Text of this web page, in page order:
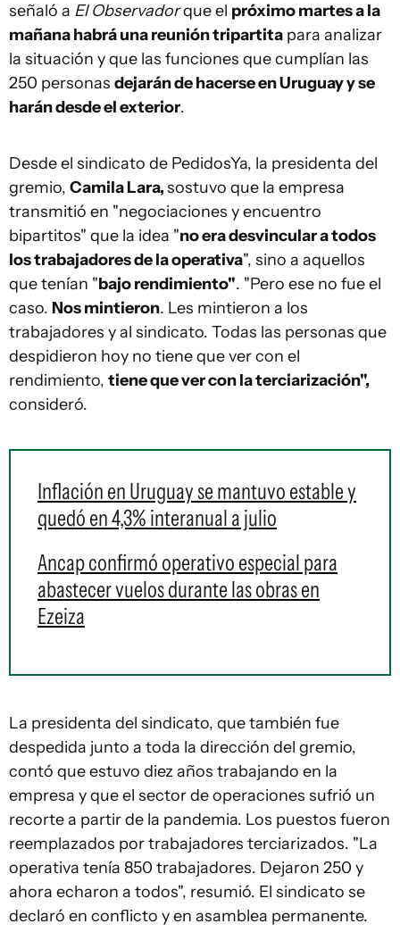
señaló a El Observadorque el próximo martes a la
mañana habrá una reunión tripartita para analizar
la situación y que las funciones que cumplían las
250 personas dejarán de hacerse en Uruguay y se
harán desde el exterior.
Desde el sindicato de PedidosYa, la presidenta del
gremio, Camila Lara,sostuvo que la empresa
transmitió en "negociaciones y encuentro
bipartitos" que la idea "no era desvincular a todos
los trabajadores de la operativa", sino a aquellos
que tenían "bajo rendimiento". "Pero ese no fue el
caso. Nos mintieron. Les mintieron a los
trabajadores y al sindicato. Todas las personas que
despidieron hoy no tiene que ver con el
rendimiento, tiene que ver con la terciarización",
consideró.
Inflación en Uruguay se mantuvo estable y
quedó en 4,3% interanual a julio
Ancap confirmó operativo especial para
abastecer vuelos durante las obras en
Ezeiza
La presidenta del sindicato, que también fue
despedida junto a toda la dirección del gremio,
contó que estuvo diez años trabajando en la
empresa y que el sector de operaciones sufrió un
recorte a partir de la pandemia. Los puestos fueron
reemplazados por trabajadores terciarizados. "La
operativa tenía 850 trabajadores. Dejaron 250 y
ahora echaron a todos", resumió. El sindicato se
declaró en conflicto y en asamblea permanente.